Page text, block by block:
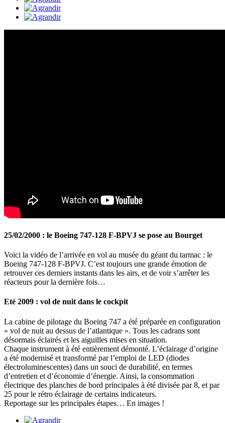
25/02/2000 : le Boeing 747-128 F-BPVJ se pose au Bourget
Voici la vidéo de l’arrivée en vol au musée du géant du tarmac : le
Boeing 747-128 F-BPVJ. C’est toujours une grande émotion de
retrouver ces derniers instants dans les airs, et de voir s’arrêter les
réacteurs pour la dernière fois…
Eté 2009 : vol de nuit dans le cockpit
La cabine de pilotage du Boeing 747 a été préparée en configuration
« vol de nuit au dessus de l’atlantique ». Tous les cadrans sont
désormais éclairés et les aiguilles mises en situation.
Chaque instrument à été entièrement démonté. L’éclairage d’origine
a été modernisé et transformé par l’emploi de LED (diodes
électroluminescentes) dans un souci de durabilité, en termes
d’entretien et d’économie d’énergie. Ainsi, la consommation
électrique des planches de bord principales à été divisée par 8, et par
25 pour le rétro éclairage de certains indicateurs.
Reportage sur les principales étapes… En images !